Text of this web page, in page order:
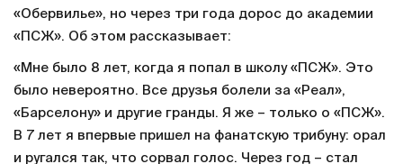
«Обервилье», но через три года дорос до академии
«ПСЖ». Об этом рассказывает:
«Мне было 8 лет, когда я попал в школу «ПСЖ». Это
было невероятно. Все друзья болели за «Реал»,
«Барселону» и другие гранды. Я же – только о «ПСЖ».
В 7 лет я впервые пришел на фанатскую трибуну: орал
и ругался так, что сорвал голос. Через год – стал